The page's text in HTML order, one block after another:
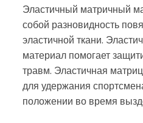
Эластичный матричный
собой разновидность
эластичной ткани.
материал помогает
травм. Эластичная
для удержания
положении во время